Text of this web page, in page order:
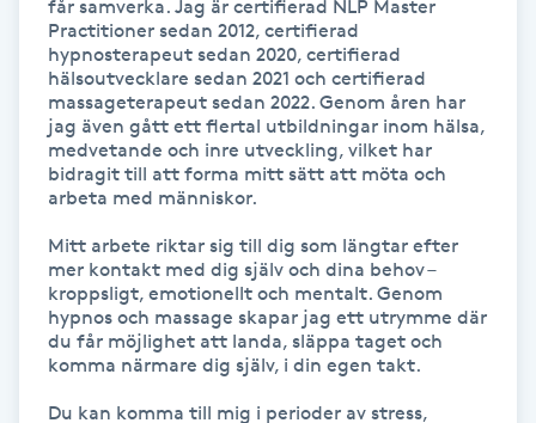
Gellack
Gellack med förstärkning
Gravidmassage
Gravidyoga
Gruppträning
Gua Sha-massage
får samverka. Jag är certifierad NLP Master
Practitioner sedan 2012, certifierad
hypnosterapeut sedan 2020, certifierad
hälsoutvecklare sedan 2021 och certifierad
massageterapeut sedan 2022. Genom åren har
jag även gått ett flertal utbildningar inom hälsa,
medvetande och inre utveckling, vilket har
bidragit till att forma mitt sätt att möta och
arbeta med människor.
Mitt arbete riktar sig till dig som längtar efter
mer kontakt med dig själv och dina behov –
kroppsligt, emotionellt och mentalt. Genom
hypnos och massage skapar jag ett utrymme där
du får möjlighet att landa, släppa taget och
komma närmare dig själv, i din egen takt.
Du kan komma till mig i perioder av stress,